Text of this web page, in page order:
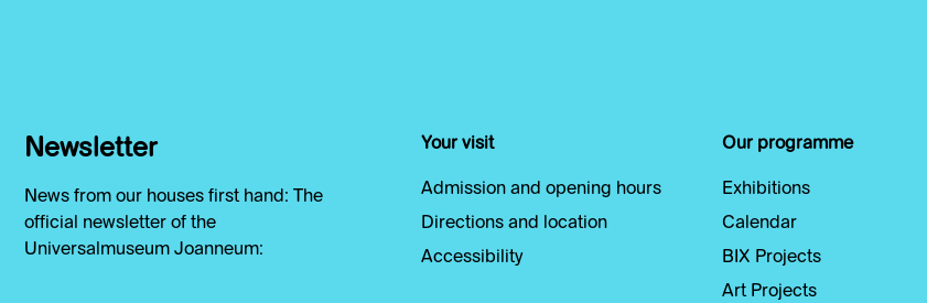
Newsletter
News from our houses first hand: The
official newsletter of the
Universalmuseum Joanneum:
Your visit
Admission and opening hours
Directions and location
Accessibility
Our programme
Exhibitions
Calendar
BIX Projects
Art Projects